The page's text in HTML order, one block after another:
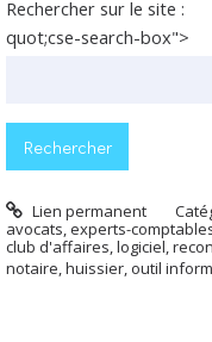
Rechercher sur le site :
quot;cse-search-box">
Lien permanent
avocats,experts-
club d'affaires,logiciel,
notaire,huissier, outil